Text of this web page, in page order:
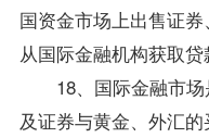
国资金市场上出售证券
从国际金融机构获取贷
18、国际金融市场
及证券与黄金、外汇的